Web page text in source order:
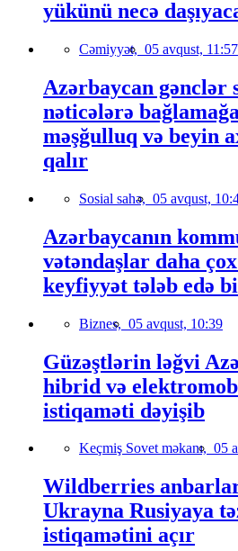
yükünü necə
Cəmiyyət, 05 avqust, 11:57
Azərbaycan gənclər
nəticələrə
məşğulluq və beyin
qalır
Sosial sahə, 05 avqust,
Azərbaycanın
vətəndaşlar daha
keyfiyyət tələb edə
Biznes, 05 avqust, 10:39
Güzəştlərin ləğvi
hibrid və
istiqaməti dəyişib
Keçmiş Sovet məkanı, 05
Wildberries
Ukrayna Rusiyaya
istiqamətini açır